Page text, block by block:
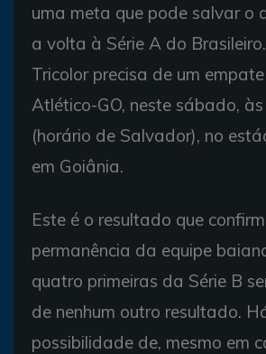
uma meta que pode salvar o
a volta à Série A do
Tricolor precisa de um
Atlético-GO, neste sábado,
(horário de Salvador), no
em Goiânia.
Este é o resultado que
permanência da equipe
quatro primeiras da Série B
de nenhum outro resultado.
possibilidade de, mesmo em